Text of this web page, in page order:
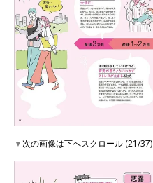
▼次の画像は下へスクロール (21/37)